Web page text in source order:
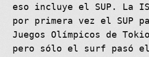
eso incluye el SUP. La
por primera vez el SUP
Juegos Olímpicos de
pero sólo el surf pasó